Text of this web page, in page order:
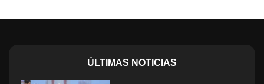
ÚLTIMAS NOTICIAS